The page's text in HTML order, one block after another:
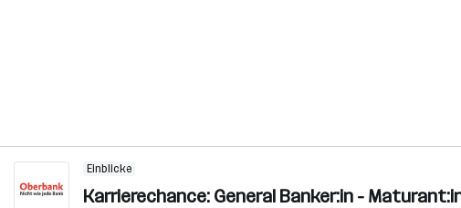
Einblicke
Karrierechance: General Banker:in -